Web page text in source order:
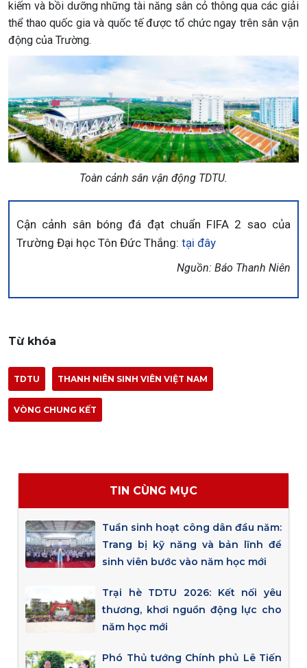
kiếm và bồi dưỡng những tài năng sân cỏ thông qua các giải
thể thao quốc gia và quốc tế được tổ chức ngay trên sân vận
động của Trường.
Toàn cảnh sân vận động TDTU.
Cận cảnh sân bóng đá đạt chuẩn FIFA 2 sao của
Trường Đại học Tôn Đức Thắng: tại đây
Nguồn: Báo Thanh Niên
Từ khóa
TDTU THANH NIÊN SINH VIÊN VIỆT NAM
VÒNG CHUNG KẾT
TIN CÙNG MỤC
Tuần sinh hoạt công dân đầu năm:
Trang bị kỹ năng và bản lĩnh để
sinh viên bước vào năm học mới
Trại hè TDTU 2026: Kết nối yêu
thương, khơi nguồn động lực cho
năm học mới
Phó Thủ tướng Chính phủ Lê Tiến